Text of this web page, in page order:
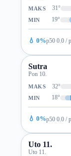
MAKS 31°
MIN 19°
💧 0%p50 0.0 /
Sutra
Pon 10.
MAKS 32°
MIN 18°
💧 0%p50 0.0 /
Uto 11.
Uto 11.